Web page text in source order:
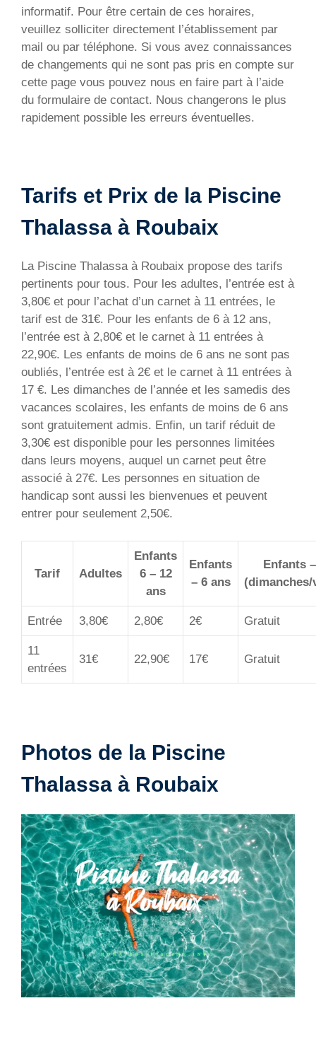
informatif. Pour être certain de ces horaires,
veuillez solliciter directement l’établissement par
mail ou par téléphone. Si vous avez connaissances
de changements qui ne sont pas pris en compte sur
cette page vous pouvez nous en faire part à l’aide
du formulaire de contact. Nous changerons le plus
rapidement possible les erreurs éventuelles.
Tarifs et Prix de la Piscine
Thalassa à Roubaix
La Piscine Thalassa à Roubaix propose des tarifs
pertinents pour tous. Pour les adultes, l’entrée est à
3,80€ et pour l’achat d’un carnet à 11 entrées, le
tarif est de 31€. Pour les enfants de 6 à 12 ans,
l’entrée est à 2,80€ et le carnet à 11 entrées à
22,90€. Les enfants de moins de 6 ans ne sont pas
oubliés, l’entrée est à 2€ et le carnet à 11 entrées à
17 €. Les dimanches de l’année et les samedis des
vacances scolaires, les enfants de moins de 6 ans
sont gratuitement admis. Enfin, un tarif réduit de
3,30€ est disponible pour les personnes limitées
dans leurs moyens, auquel un carnet peut être
associé à 27€. Les personnes en situation de
handicap sont aussi les bienvenues et peuvent
entrer pour seulement 2,50€.
Tarif Adultes
Enfants
6 – 12
ans
Enfants
– 6 ans
Enfants
(dimanches/
Entrée 3,80€ 2,80€ 2€ Gratuit
11
entrées
31€ 22,90€ 17€ Gratuit
Photos de la Piscine
Thalassa à Roubaix